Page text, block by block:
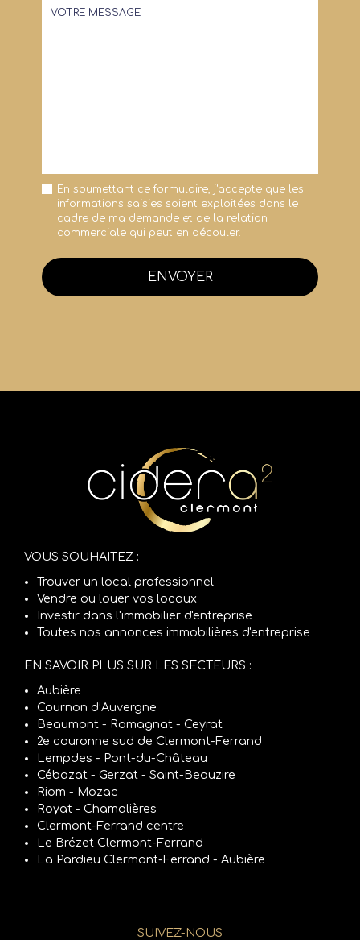
En soumettant ce formulaire, j'accepte que les
informations saisies soient exploitées dans le
cadre de ma demande et de la relation
commerciale qui peut en découler.
ENVOYER
VOUS SOUHAITEZ :
Trouver un local professionnel
Vendre ou louer vos locaux
Investir dans l'immobilier d'entreprise
Toutes nos annonces immobilières d'entreprise
EN SAVOIR PLUS SUR LES SECTEURS :
Aubière
Cournon d’Auvergne
Beaumont - Romagnat - Ceyrat
2e couronne sud de Clermont-Ferrand
Lempdes - Pont-du-Château
Cébazat - Gerzat - Saint-Beauzire
Riom - Mozac
Royat - Chamalières
Clermont-Ferrand centre
Le Brézet Clermont-Ferrand
La Pardieu Clermont-Ferrand - Aubière
SUIVEZ-NOUS